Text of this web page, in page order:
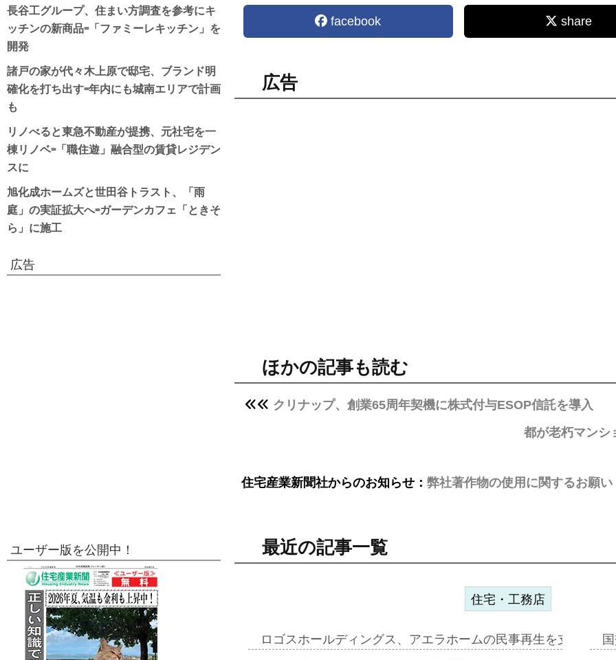
facebook share
広告
ほかの記事も読む
クリナップ、創業65周年契機に株式付与ESOP信託を導入
都が老朽マンシ
住宅産業新聞社からのお知らせ： 弊社著作物の使用に関するお願い
最近の記事一覧
住宅・工務店
ロゴスホールディングス、アエラホームの民事再生を支援=ス
長谷工グループ、住まい方調査を参考にキ
ッチンの新商品=「ファミーレキッチン」を
開発
諸戸の家が代々木上原で邸宅、ブランド明
確化を打ち出す=年内にも城南エリアで計画
も
リノべると東急不動産が提携、元社宅を一
棟リノベ=「職住遊」融合型の賃貸レジデン
スに
旭化成ホームズと世田谷トラスト、「雨
庭」の実証拡大へ=ガーデンカフェ「ときそ
ら」に施工
広告
ユーザー版を公開中！